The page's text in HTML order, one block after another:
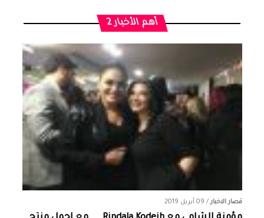
أهم الأخبار 2
قصار الاخبار/ 09 أبريل 2019